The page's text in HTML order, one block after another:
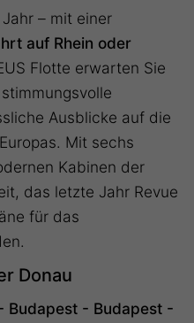
– mit einer
auf Rhein oder
Flotte erwarten Sie
Ausblicke auf die
Mit sechs
Kabinen der
das letzte Jahr Revue
für das
Donau
Budapest - Budapest -